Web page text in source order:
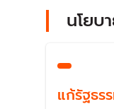
นโยบ
แก้รัฐธ